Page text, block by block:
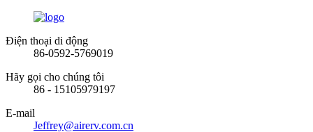
Điện thoại di động
86-0592-5769019
Hãy gọi cho chúng tôi
86 - 15105979197
E-mail
Jeffrey@airerv.com.cn